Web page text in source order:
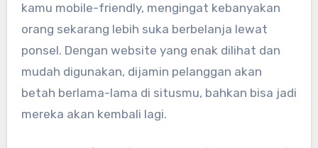
kamu mobile-friendly, mengingat kebanyakan
orang sekarang lebih suka berbelanja lewat
ponsel. Dengan website yang enak dilihat dan
mudah digunakan, dijamin pelanggan akan
betah berlama-lama di situsmu, bahkan bisa jadi
mereka akan kembali lagi.